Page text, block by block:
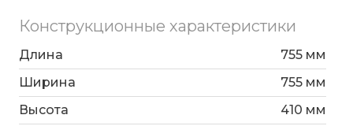
Конструкционные характеристики
Длина
755 мм
Ширина
755 мм
Высота
410 мм